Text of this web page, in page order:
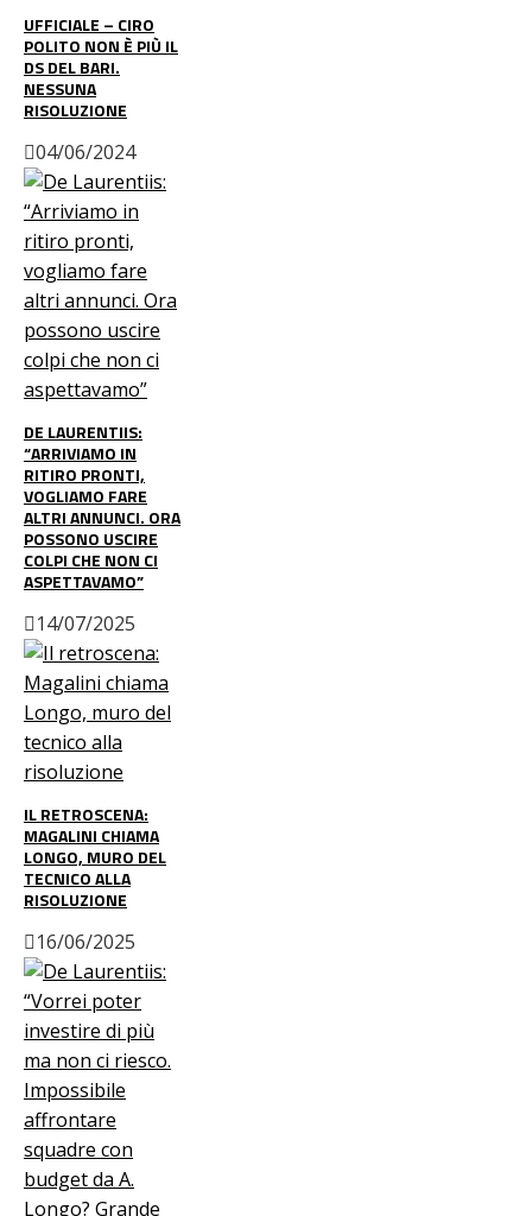
UFFICIALE – CIRO
POLITO NON È PIÙ IL
DS DEL BARI.
NESSUNA
RISOLUZIONE
04/06/2024
DE LAURENTIIS:
“ARRIVIAMO IN
RITIRO PRONTI,
VOGLIAMO FARE
ALTRI ANNUNCI. ORA
POSSONO USCIRE
COLPI CHE NON CI
ASPETTAVAMO”
14/07/2025
IL RETROSCENA:
MAGALINI CHIAMA
LONGO, MURO DEL
TECNICO ALLA
RISOLUZIONE
16/06/2025